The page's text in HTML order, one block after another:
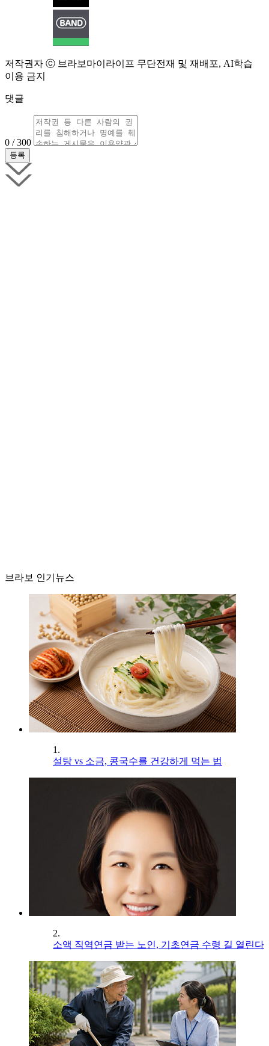
저작권자 ⓒ 브라보마이라이프 무단전재 및 재배포, AI학습
이용 금지
댓글
0 / 300
브라보 인기뉴스
1.
설탕 vs 소금, 콩국수를 건강하게 먹는 법
2.
소액 직역연금 받는 노인, 기초연금 수령 길 열린다